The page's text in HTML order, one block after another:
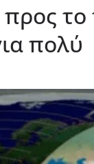
προς
πολύ